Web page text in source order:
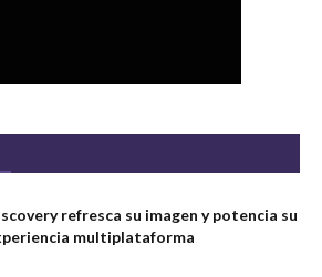
refresca su imagen y potencia su
multiplataforma